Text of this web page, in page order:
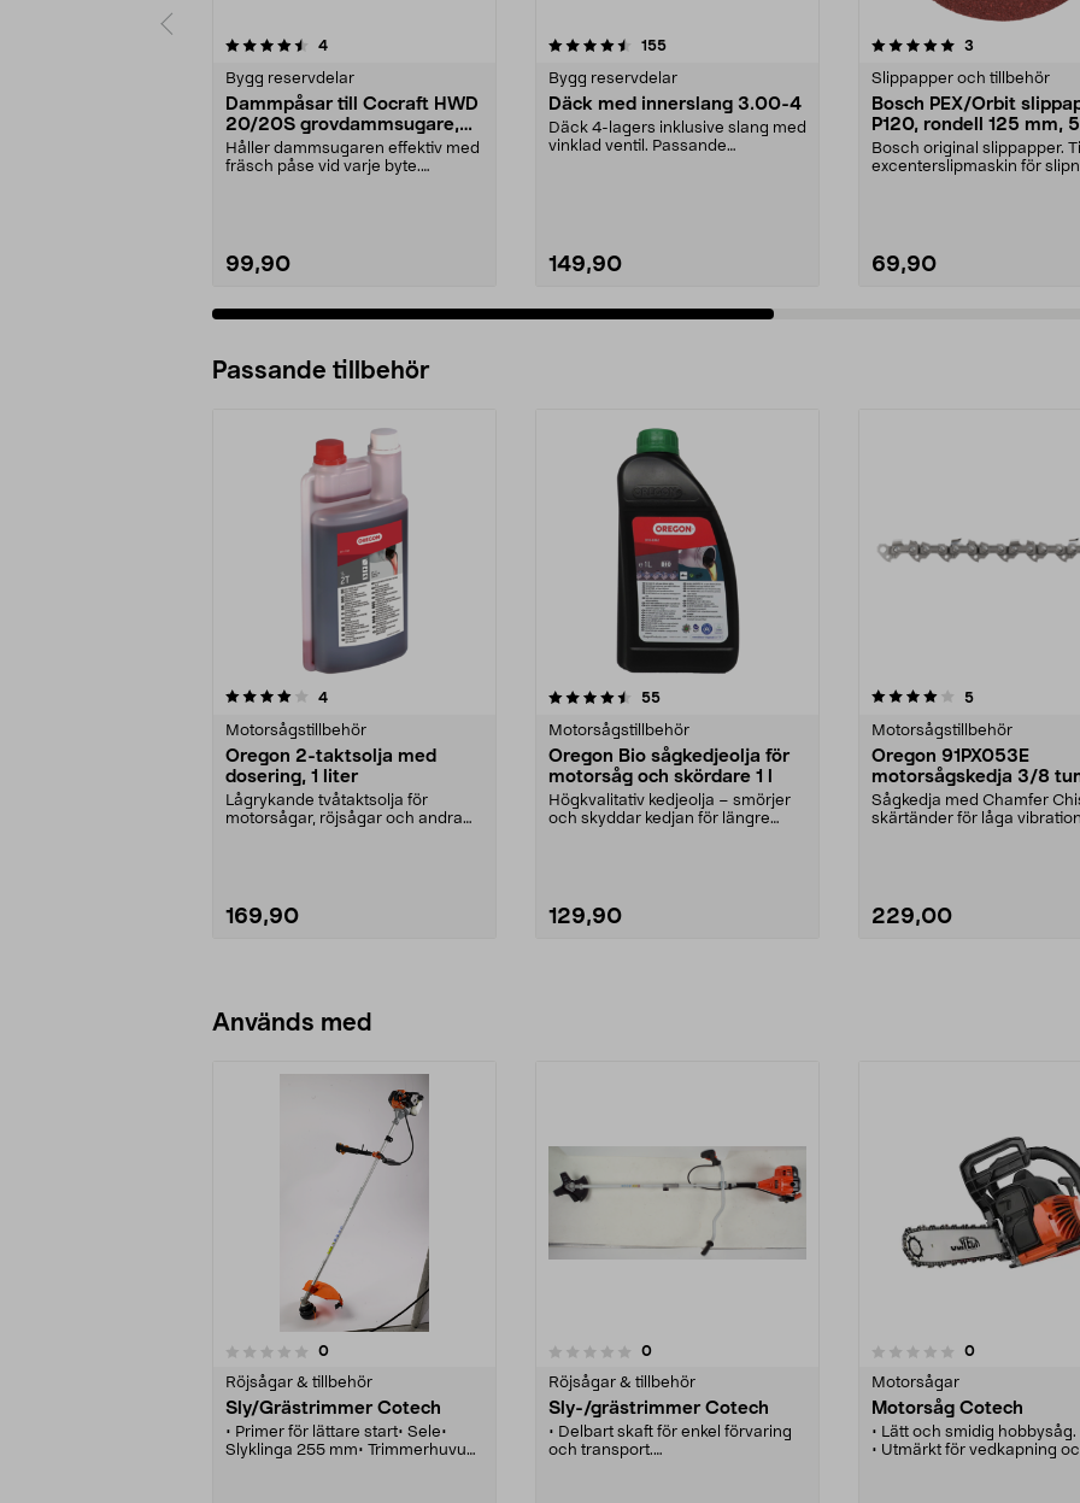
4recensioner
Bygg reservdelar
Dammpåsar till Cocraft HWD
20/20S grovdammsugare,
5-pack
Håller dammsugaren effektiv med
fräsch påse vid varje byte.
99,90
4.5 av 5 stjärnor 155recensioner
Bygg reservdelar
Däck med innerslang 3.00-4
Däck 4-lagers inklusive slang med
vinklad ventil. Passande
149,90
5.0 av 5 stjärnor 3
Slippapper och tillbehör
Bosch PEX/Orbit
P120, rondell 125 mm,
pack
Bosch original slippapper.
excenterslipmaskin för
69,90
4.0 av 5 stjärnor
Passande tillbehör
4recensioner
Motorsågstillbehör
Oregon 2-taktsolja med
dosering, 1 liter
Lågrykande tvåtaktsolja för
motorsågar, röjsågar och andra
169,90
4.5av 5 stjärnor 55recensioner
Motorsågstillbehör
Oregon Bio sågkedjeolja för
motorsåg och skördare 1 l
Högkvalitativ kedjeolja – smörjer
och skyddar kedjan för längre
129,90
4.0av 5 stjärnor 5recensioner
Motorsågstillbehör
Oregon 91PX053E
motorsågskedja 3/8
53 drivlänkar
Sågkedja med Chamfer
skärtänder för låga
229,00
Används med
0recensioner
Röjsågar & tillbehör
Sly/Grästrimmer Cotech
• Primer för lättare start• Sele•
Slyklinga 255 mm• Trimmerhuvud
0.0 av 5 stjärnor 0recensioner
Röjsågar & tillbehör
Sly-/grästrimmer Cotech
• Delbart skaft för enkel förvaring
och transport.
0.0 av 5 stjärnor 0recensioner
Motorsågar
Motorsåg Cotech
• Lätt och smidig hobbysåg.
• Utmärkt för vedkapning